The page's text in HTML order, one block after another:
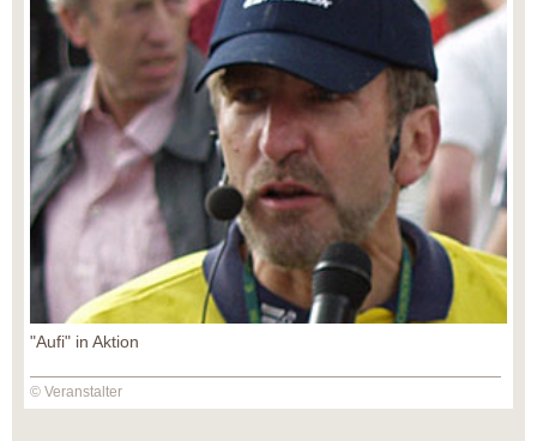
"Aufi" in Aktion
© Veranstalter